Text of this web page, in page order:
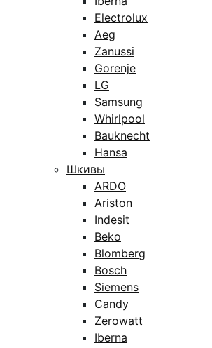
Electrolux
Aeg
Zanussi
Gorenje
LG
Samsung
Whirlpool
Bauknecht
Hansa
Шкивы
ARDO
Ariston
Indesit
Beko
Blomberg
Bosch
Siemens
Candy
Zerowatt
Iberna